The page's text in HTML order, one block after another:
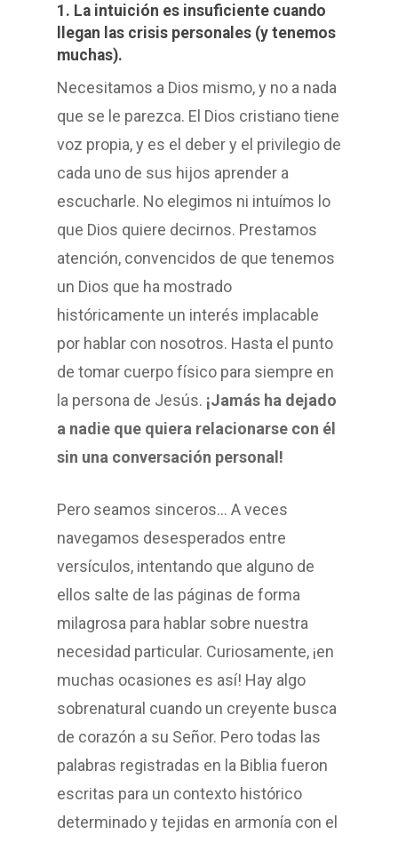
1. La intuición es insuficiente cuando
llegan las crisis personales (y tenemos
muchas).
Necesitamos a Dios mismo, y no a nada
que se le parezca. El Dios cristiano tiene
voz propia, y es el deber y el privilegio de
cada uno de sus hijos aprender a
escucharle. No elegimos ni intuímos lo
que Dios quiere decirnos. Prestamos
atención, convencidos de que tenemos
un Dios que ha mostrado
históricamente un interés implacable
por hablar con nosotros. Hasta el punto
de tomar cuerpo físico para siempre en
la persona de Jesús. ¡Jamás ha dejado
a nadie que quiera relacionarse con él
sin una conversación personal!
Pero seamos sinceros… A veces
navegamos desesperados entre
versículos, intentando que alguno de
ellos salte de las páginas de forma
milagrosa para hablar sobre nuestra
necesidad particular. Curiosamente, ¡en
muchas ocasiones es así! Hay algo
sobrenatural cuando un creyente busca
de corazón a su Señor. Pero todas las
palabras registradas en la Biblia fueron
escritas para un contexto histórico
determinado y tejidas en armonía con el